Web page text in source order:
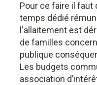
Pour ce faire il faut
temps dédié
l'allaitement est
de familles
publique
Les budgets
association